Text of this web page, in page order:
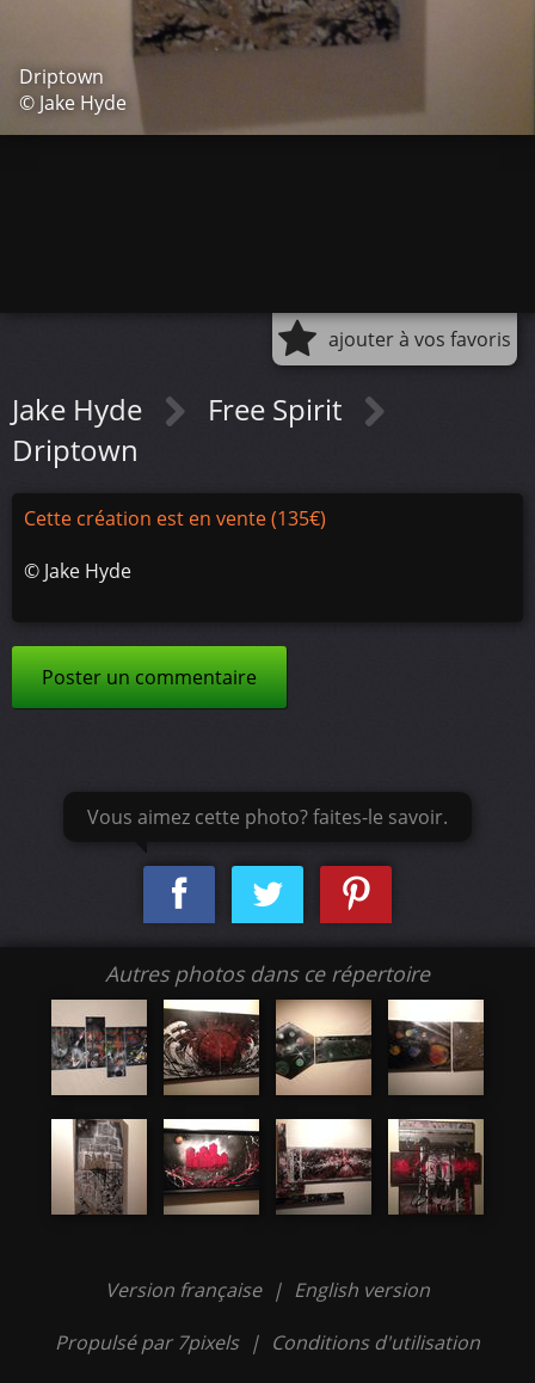
Driptown
© Jake Hyde
ajouter à vos favoris
Jake Hyde
Free Spirit
Driptown
Cette création est en vente (135€)
© Jake Hyde
Poster un commentaire
Vous aimez cette photo? faites-le savoir.
Autres photos dans ce répertoire
Version française | English version
Propulsé par 7pixels | Conditions d'utilisation